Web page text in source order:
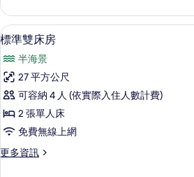
people)
的
所
有
相
片
雙
床
房
View
for
people)
的
詳
情
顯
示
標
準
雙
床
房
的
書桌、
9
標準雙床房
半海景
27 平方公尺
可容納 4 人 (依實際入住人數計費)
2 張單人床
免費無線上網
更多資訊
更